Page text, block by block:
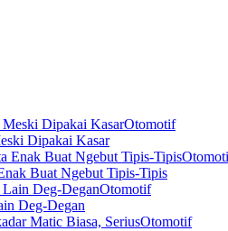
Otomotif
Dipakai Kasar
Buat Ngebut Tipis-Tipis
Otomotif
Deg-Degan
Otomotif